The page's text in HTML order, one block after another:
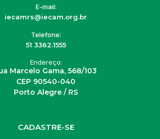
E-mail:
iecamrs@iecam.org.br
Telefone:
51 3362.1555
Endereço:
Marcelo Gama, 568/103
CEP 90540-040
Porto Alegre / RS
CADASTRE-SE